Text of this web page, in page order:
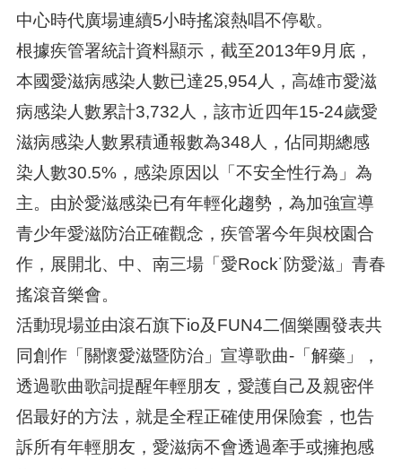
中心時代廣場連續5小時搖滾熱唱不停歇。
根據疾管署統計資料顯示，截至2013年9月底，
本國愛滋病感染人數已達25,954人，高雄市愛滋
病感染人數累計3,732人，該市近四年15-24歲愛
滋病感染人數累積通報數為348人，佔同期總感
染人數30.5%，感染原因以「不安全性行為」為
主。由於愛滋感染已有年輕化趨勢，為加強宣導
青少年愛滋防治正確觀念，疾管署今年與校園合
作，展開北、中、南三場「愛Rock˙防愛滋」青春
搖滾音樂會。
活動現場並由滾石旗下io及FUN4二個樂團發表共
同創作「關懷愛滋暨防治」宣導歌曲-「解藥」，
透過歌曲歌詞提醒年輕朋友，愛護自己及親密伴
侶最好的方法，就是全程正確使用保險套，也告
訴所有年輕朋友，愛滋病不會透過牽手或擁抱感